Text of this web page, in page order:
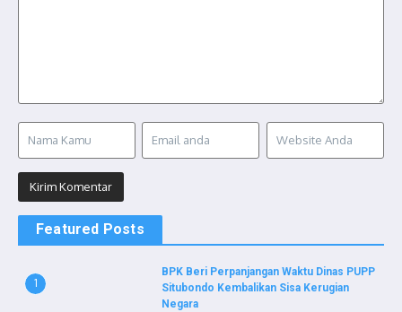
Featured Posts
1
BPK Beri Perpanjangan Waktu Dinas PUPP
Situbondo Kembalikan Sisa Kerugian
Negara